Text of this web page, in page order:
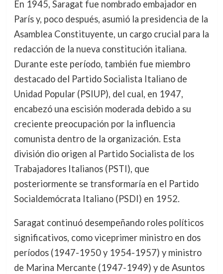
En 1945, Saragat fue nombrado embajador en
París y, poco después, asumió la presidencia de la
Asamblea Constituyente, un cargo crucial para la
redacción de la nueva constitución italiana.
Durante este período, también fue miembro
destacado del Partido Socialista Italiano de
Unidad Popular (PSIUP), del cual, en 1947,
encabezó una escisión moderada debido a su
creciente preocupación por la influencia
comunista dentro de la organización. Esta
división dio origen al Partido Socialista de los
Trabajadores Italianos (PSTI), que
posteriormente se transformaría en el Partido
Socialdemócrata Italiano (PSDI) en 1952.
Saragat continuó desempeñando roles políticos
significativos, como viceprimer ministro en dos
períodos (1947-1950 y 1954-1957) y ministro
de Marina Mercante (1947-1949) y de Asuntos